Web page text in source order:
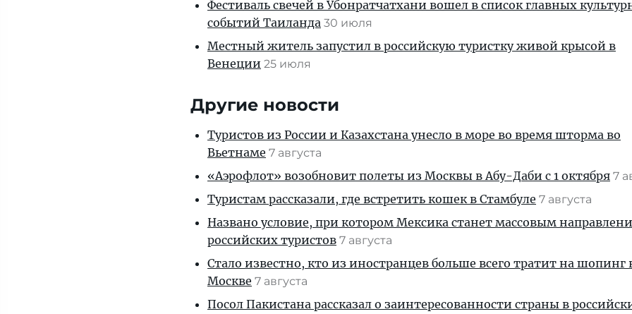
Фестиваль свечей в Убонратчатхани вошел в список главных
событий Таиланда 30 июля
Местный житель запустил в российскую туристку живой крысой в
Венеции 25 июля
Другие новости
Туристов из России и Казахстана унесло в море во время шторма во
Вьетнаме 7 августа
«Аэрофлот» возобновит полеты из Москвы в Абу-Даби с 1 октября 7
Туристам рассказали, где встретить кошек в Стамбуле 7 августа
Названо условие, при котором Мексика станет массовым
российских туристов 7 августа
Стало известно, кто из иностранцев больше всего тратит на шопинг
Москве 7 августа
Посол Пакистана рассказал о заинтересованности страны в